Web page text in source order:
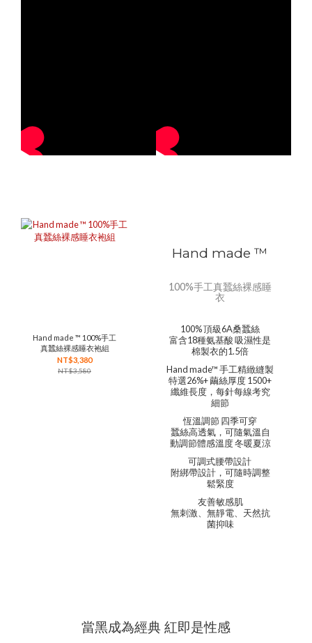
Hand made ™ 100%手工
真蠶絲裸感睡衣袍組
NT$3,380
NT$3,580
Hand made ™
100%手工真蠶絲裸感睡
衣
100% 頂級6A桑蠶絲
富含18種氨基酸 吸濕性是
棉製衣的1.5倍
Hand made™ 手工精緻縫製
特選26%+ 繭絲厚度 1500+
纖維長度，每針每線考究
細節
恆溫調節 四季可穿
蠶絲高透氣，可隨氣溫自
動調節體感溫度 冬暖夏涼
可調式腰帶設計
附綁帶設計，可隨時調整
鬆緊度
友善敏感肌
無刺激、無靜電、天然抗
菌抑味
當黑成為經典 紅即是性感